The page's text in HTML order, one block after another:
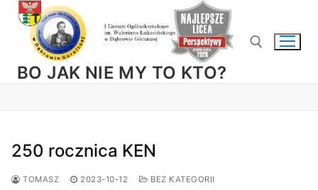
Przejdź
BO JAK NIE MY TO KTO?
250 rocznica KEN
TOMASZ 2023-10-12 BEZ KATEGORII